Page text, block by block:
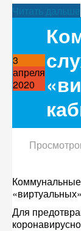
Читать дальше
3
апреля
2020
Для